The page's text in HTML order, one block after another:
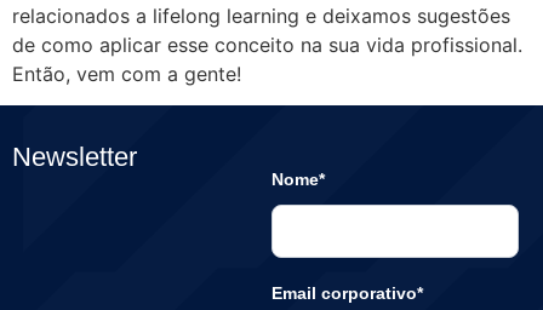
relacionados a lifelong learning e deixamos sugestões
de como aplicar esse conceito na sua vida profissional.
Então, vem com a gente!
Newsletter
Nome*
Email corporativo*